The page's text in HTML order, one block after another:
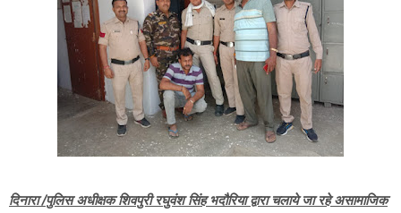
दिनारा /पुलिस अधीक्षक शिवपुरी रघुवंश सिंह भदौरिया द्वारा चलाये जा रहे असामाजिक